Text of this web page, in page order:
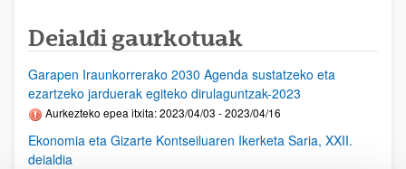
Deialdi gaurkotuak
Garapen Iraunkorrerako 2030 Agenda sustatzeko eta
ezartzeko jarduerak egiteko dirulaguntzak-2023
Aurkezteko epea itxita: 2023/04/03 - 2023/04/16
Ekonomia eta Gizarte Kontseiluaren Ikerketa Saria, XXII.
deialdia